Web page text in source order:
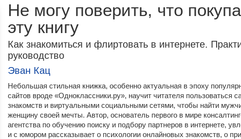
Не могу поверить, что
эту книгу
Как знакомиться и флиртовать в интернете.
руководство
Эван Кац
Небольшая стильная книжка, особенно актуальная в эпоху
сайтов вроде «Одноклассники.ру», научит читателя пользоваться
знакомств и виртуальными социальными сетями, чтобы найти
женщину своей мечты. Автор, основатель первого в мире
агентства по обучению поиску и подбору партнеров в интернете,
и с юмором рассказывает о психологии онлайновых знакомств, о